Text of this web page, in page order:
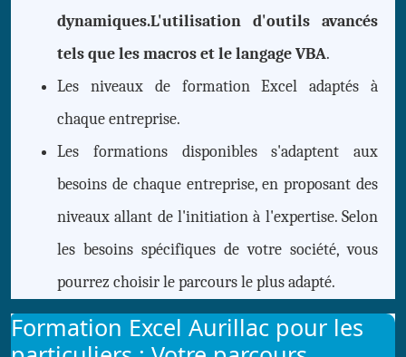
dynamiques.L'utilisation d'outils avancés
tels que les macros et le langage VBA.
Les niveaux de formation Excel adaptés à
chaque entreprise.
Les formations disponibles s'adaptent aux
besoins de chaque entreprise, en proposant des
niveaux allant de l'initiation à l'expertise. Selon
les besoins spécifiques de votre société, vous
pourrez choisir le parcours le plus adapté.
Formation Excel Aurillac pour les